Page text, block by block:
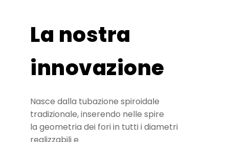
La nostra
innovazione
Nasce dalla tubazione spiroidale
tradizionale, inserendo nelle spire
la geometria dei fori in tutti i diametri
realizzabili e